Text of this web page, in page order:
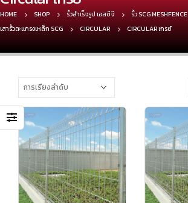
HOME SHOP รั้วสำเร็จรูป เอสซีจี
รั้ว SCG MESHFENCE
เสารั้วตะแกรงเหล็ก SCG
CIRCULAR CIRCULAR เกรย์